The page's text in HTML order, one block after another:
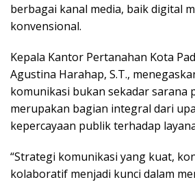
berbagai kanal media, baik digital
konvensional.
Kepala Kantor Pertanahan Kota
Agustina Harahap, S.T.,
komunikasi bukan sekadar sarana
merupakan bagian integral dari
kepercayaan publik terhadap
“Strategi komunikasi yang kuat,
kolaboratif menjadi kunci dalam